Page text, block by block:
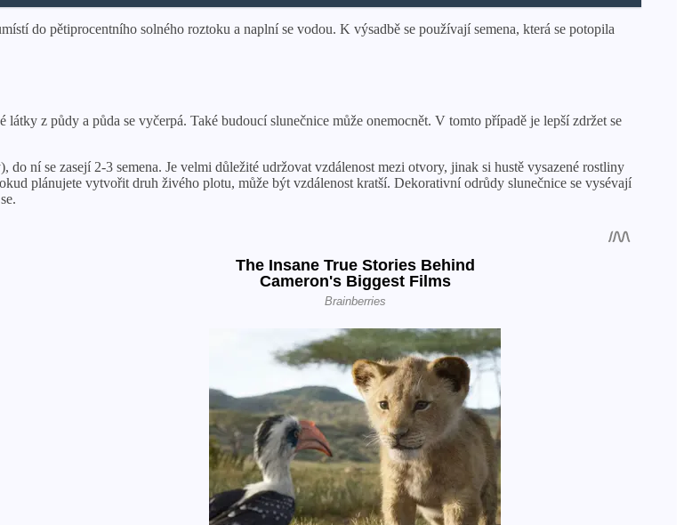
do pětiprocentního solného roztoku a naplní se vodou. K výsadbě se používají semena, která se potopila
z půdy a půda se vyčerpá. Také budoucí slunečnice může onemocnět. V tomto případě je lepší zdržet se
ní se zasejí 2-3 semena. Je velmi důležité udržovat vzdálenost mezi otvory, jinak si hustě vysazené rostliny
plánujete vytvořit druh živého plotu, může být vzdálenost kratší. Dekorativní odrůdy slunečnice se vysévají